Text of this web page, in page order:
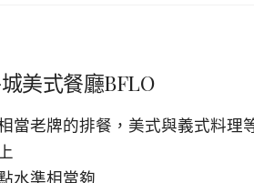
美式餐廳BFLO
當老牌的排餐，美式與義式料理
水準相當夠